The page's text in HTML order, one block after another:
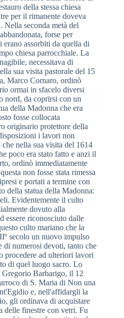
della stessa chiesa
per il rimanente doveva
seconda metà del
forse per
assorbiti da quella di
chiesa parrocchiale. La
necessitava di
sua visita pastorale del 15
Marco Cornaro, ordinò
ormai in sfacelo diversi
nord, da coprirsi con un
della Madonna che era
fosse collocata
originario protettore della
i lavori non
nella sua visita del 1614
poco era stato fatto e anzi il
ordinò immediatamente
non fosse stata rimessa
e portati a termine con
della statua della Madonna:
Evidentemente il culto
dovuto alla
essere riconosciuto dalle
culto mariano che la
secolo un nuovo impulso
di numerosi devoti, tanto che
procedere ad ulteriori lavori
di quel luogo sacro. Lo
Gregorio Barbarigo, il 12
di S. Maria di Non una
e, nell'affidargli la
gli ordinava di acquistare
delle finestre con vetri. Fu